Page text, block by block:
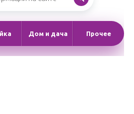
Дом и дача Прочее